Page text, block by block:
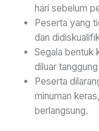
hari sebelum
Peserta yang
dan
Segala bentuk
diluar
Peserta
minuman
berlangsung.